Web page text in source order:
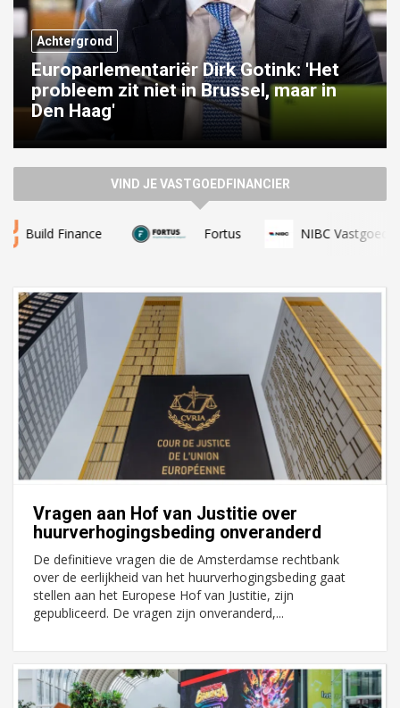
Previous
Achtergrond
BOEi over de toekomst van
herbestemming: ‘De monumenten die
eraan komen, zijn echt moeilijk’
Next
VIND JE VASTGOEDFINANCIER
Fortus NIBC Vastgoed Hypotheek
Vragen aan Hof van Justitie over
huurverhogingsbeding onveranderd
De definitieve vragen die de Amsterdamse rechtbank
over de eerlijkheid van het huurverhogingsbeding gaat
stellen aan het Europese Hof van Justitie, zijn
gepubliceerd. De vragen zijn onveranderd,...